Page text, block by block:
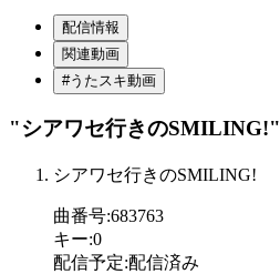
配信情報
関連動画
#うたスキ動画
"シアワセ行きのSMILING!"
シアワセ行きのSMILING!
曲番号:683763
キー:0
配信予定:配信済み